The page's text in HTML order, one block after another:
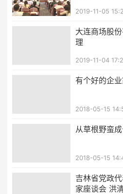
2019-11-05
大连商场股
理
2019-11-04
有个好的企
2018-05-15
从草根野蛮
2018-05-15
吉林省党政
家座谈会 洪